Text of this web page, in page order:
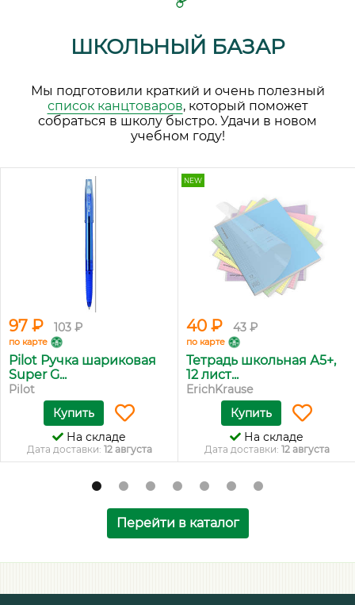
ШКОЛЬНЫЙ БАЗАР
Мы подготовили краткий и очень полезный
список канцтоваров, который поможет
собраться в школу быстро. Удачи в новом
учебном году!
97 ₽ 103 ₽
по карте
Pilot Ручка шариковая
Super G...
Pilot
Купить
На складе
Дата доставки: 12 августа
NEW
40 ₽ 43 ₽
по карте
Тетрадь школьная А5+,
12 лист...
ErichKrause
Купить
На складе
Дата доставки: 12 августа
Перейти в каталог